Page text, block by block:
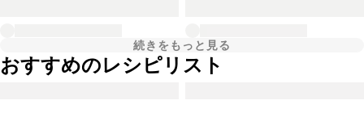
続きをもっと見る
おすすめのレシピリスト